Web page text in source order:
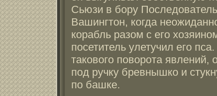
Сьюзи в бору
Вашингтон, когда
корабль разом с его
посетитель улетучил его
такового поворота
под ручку бревнышко и
по башке.